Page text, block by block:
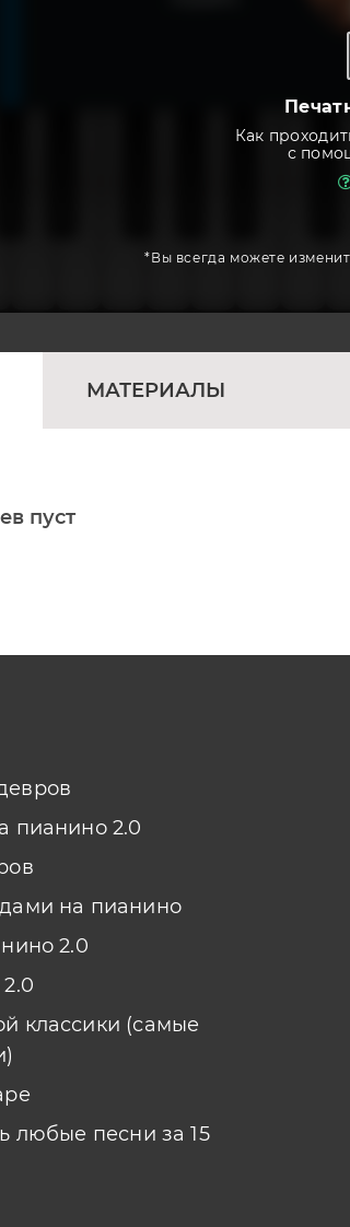
Как
с
*Вы всегда можете
МАТЕРИАЛЫ
пуст
пианино 2.0
на пианино
2.0
классики (самые
любые песни за 15